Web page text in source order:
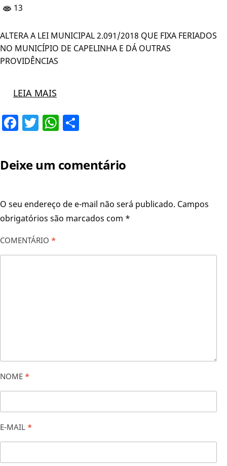
13
ALTERA A LEI MUNICIPAL 2.091/2018 QUE FIXA FERIADOS
NO MUNICÍPIO DE CAPELINHA E DÁ OUTRAS
PROVIDÊNCIAS
LEIA MAIS
Facebook
TwitterWhatsApp
Deixe um comentário
O seu endereço de e-mail não será publicado. Campos
obrigatórios são marcados com *
COMENTÁRIO *
NOME *
E-MAIL *